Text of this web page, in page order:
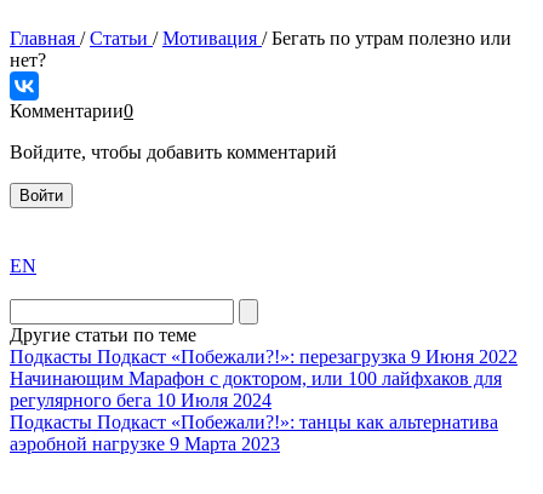
Главная /Статьи /Мотивация /Бегать по утрам полезно или
нет?
Комментарии0
Войдите, чтобы добавить комментарий
Войти
the
division
agent
watch
replica
showcases
substantial
areas.
EN
Другие статьи по теме
Подкасты Подкаст «Побежали?!»: перезагрузка 9 Июня 2022
Начинающим Марафон с доктором, или 100 лайфхаков для
регулярного бега 10 Июля 2024
Подкасты Подкаст «Побежали?!»: танцы как альтернатива
аэробной нагрузке 9 Марта 2023